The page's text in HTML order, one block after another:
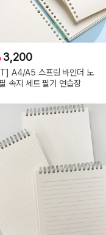
3,200
A4/A5 스프링 바인더 노
속지 세트 필기 연습장